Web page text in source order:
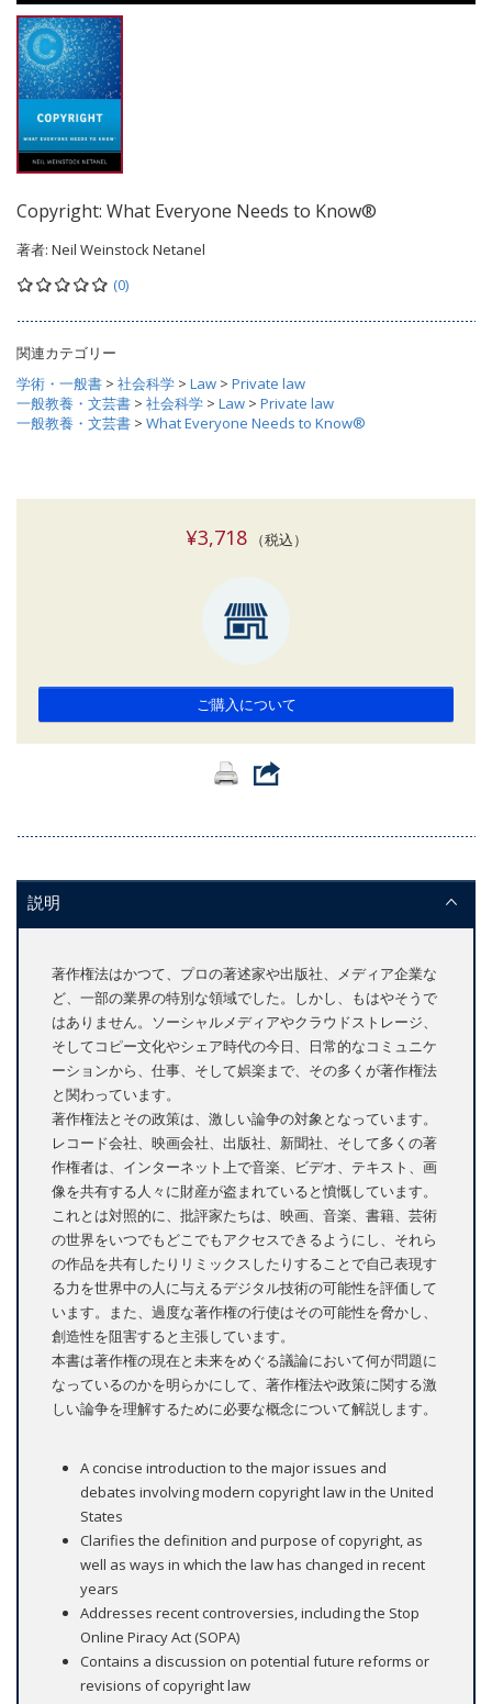
Copyright: What Everyone Needs to Know®
著者: Neil Weinstock Netanel
(0)
関連カテゴリー
学術・一般書 > 社会科学 > Law > Private law
一般教養・文芸書 > 社会科学 > Law > Private law
一般教養・文芸書 > What Everyone Needs to Know®
¥3,718（税込）
ご購入について
説明
著作権法はかつて、プロの著述家や出版社、メディア企業な
ど、一部の業界の特別な領域でした。しかし、もはやそうで
はありません。ソーシャルメディアやクラウドストレージ、
そしてコピー文化やシェア時代の今日、日常的なコミュニケ
ーションから、仕事、そして娯楽まで、その多くが著作権法
と関わっています。
著作権法とその政策は、激しい論争の対象となっています。
レコード会社、映画会社、出版社、新聞社、そして多くの著
作権者は、インターネット上で音楽、ビデオ、テキスト、画
像を共有する人々に財産が盗まれていると憤慨しています。
これとは対照的に、批評家たちは、映画、音楽、書籍、芸術
の世界をいつでもどこでもアクセスできるようにし、それら
の作品を共有したりリミックスしたりすることで自己表現す
る力を世界中の人に与えるデジタル技術の可能性を評価して
います。また、過度な著作権の行使はその可能性を脅かし、
創造性を阻害すると主張しています。
本書は著作権の現在と未来をめぐる議論において何が問題に
なっているのかを明らかにして、著作権法や政策に関する激
しい論争を理解するために必要な概念について解説します。
A concise introduction to the major issues and
debates involving modern copyright law in the United
States
Clarifies the definition and purpose of copyright, as
well as ways in which the law has changed in recent
years
Addresses recent controversies, including the Stop
Online Piracy Act (SOPA)
Contains a discussion on potential future reforms or
revisions of copyright law